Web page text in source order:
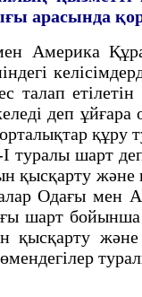
арасында
Америка
талап
деп
құру
шарт
қысқарту
Одағы
шарт
қысқарту